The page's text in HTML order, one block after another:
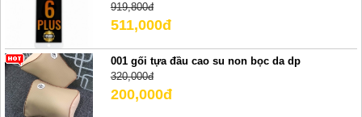
919,800đ
511,000đ
001 gối tựa đầu cao su non bọc da dp
320,000đ
200,000đ